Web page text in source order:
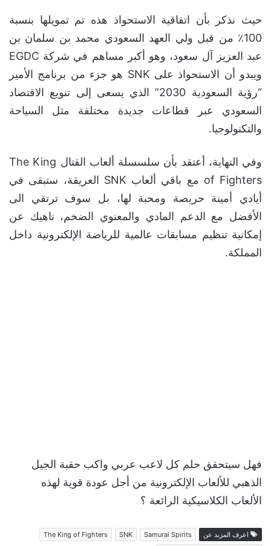
حيث نذكر بأن اتفاقية الاستحواذ هذه تم تمويلها بنسبة
100٪ من قبل ولي العهد السعودي محمد بن سلمان بن
عبد العزيز آل سعود، وهو أكبر مساهم في شركة EGDC
ويبدو أن الاستحواذ على SNK هو جزء من برنامج الأمير
“رؤية السعودية 2030” الذي يسعى إلى تنويع الاقتصاد
السعودي عبر قطاعات جديدة مختلفة مثل السياحة
والتكنولوجيا.
وفي النهاية، أعتقد بأن سلسسلة ألعاب القتال The King
of Fighters مع باقي ألعاب SNK العريقة، ستبقى في
أيادي أمينة حريصة ومحبة لها، بل سوف ترتقي الى
الأفضل مع الدعم المادي والمعنوي الضخم، ناهيك عن
إمكانية تنظيم مسابقات عالمية للرياضة الإلكترونية داخل
المملكة.
فهل سيتحقق حلم كل لاعب عربي واكب حقبة الجيل
الذهبي للألعاب الإلكترونية من أجل عودة قوية لهذه
الألعاب الكلاسيكية الرائعة ؟
اعرف المزيد عن Samurai Spirits
SNK
The King of Fighters